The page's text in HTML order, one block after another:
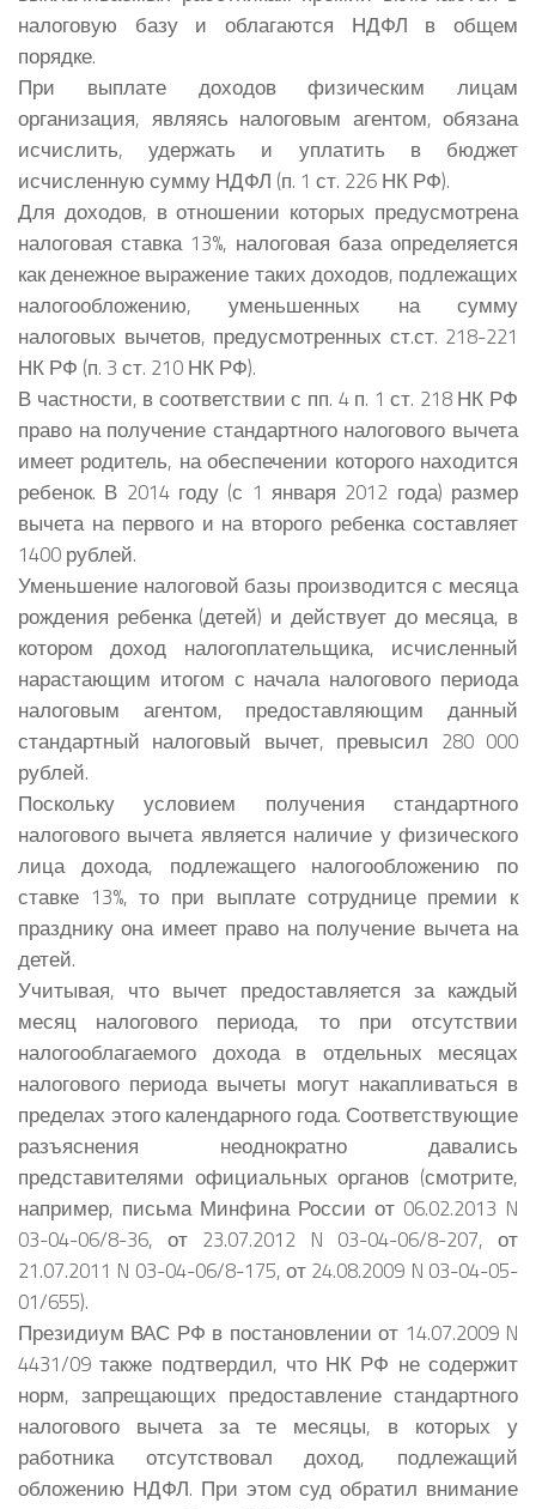
налоговую базу и облагаются НДФЛ в общем
порядке.
При выплате доходов физическим лицам
организация, являясь налоговым агентом, обязана
исчислить, удержать и уплатить в бюджет
исчисленную сумму НДФЛ (п. 1 ст. 226 НК РФ).
Для доходов, в отношении которых предусмотрена
налоговая ставка 13%, налоговая база определяется
как денежное выражение таких доходов, подлежащих
налогообложению, уменьшенных на сумму
налоговых вычетов, предусмотренных ст.ст. 218-221
НК РФ (п. 3 ст. 210 НК РФ).
В частности, в соответствии с пп. 4 п. 1 ст. 218 НК РФ
право на получение стандартного налогового вычета
имеет родитель, на обеспечении которого находится
ребенок. В 2014 году (с 1 января 2012 года) размер
вычета на первого и на второго ребенка составляет
1400 рублей.
Уменьшение налоговой базы производится с месяца
рождения ребенка (детей) и действует до месяца, в
котором доход налогоплательщика, исчисленный
нарастающим итогом с начала налогового периода
налоговым агентом, предоставляющим данный
стандартный налоговый вычет, превысил 280 000
рублей.
Поскольку условием получения стандартного
налогового вычета является наличие у физического
лица дохода, подлежащего налогообложению по
ставке 13%, то при выплате сотруднице премии к
празднику она имеет право на получение вычета на
детей.
Учитывая, что вычет предоставляется за каждый
месяц налогового периода, то при отсутствии
налогооблагаемого дохода в отдельных месяцах
налогового периода вычеты могут накапливаться в
пределах этого календарного года. Соответствующие
разъяснения неоднократно давались
представителями официальных органов (смотрите,
например, письма Минфина России от 06.02.2013 N
03-04-06/8-36, от 23.07.2012 N 03-04-06/8-207, от
21.07.2011 N 03-04-06/8-175, от 24.08.2009 N 03-04-05-
01/655).
Президиум ВАС РФ в постановлении от 14.07.2009 N
4431/09 также подтвердил, что НК РФ не содержит
норм, запрещающих предоставление стандартного
налогового вычета за те месяцы, в которых у
работника отсутствовал доход, подлежащий
обложению НДФЛ. При этом суд обратил внимание